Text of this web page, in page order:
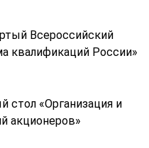
Всероссийский
квалификаций России»
стол «Организация и
акционеров»